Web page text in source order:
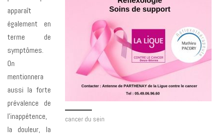
cancer du sein
apparaît
également en
terme de
symptômes.
On
mentionnera
aussi la forte
prévalence de
l’inappétence,
la douleur, la